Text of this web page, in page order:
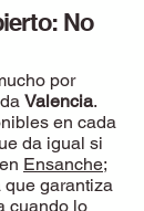
No
por
Valencia.
en cada
da igual si
Ensanche;
que garantiza
cuando lo